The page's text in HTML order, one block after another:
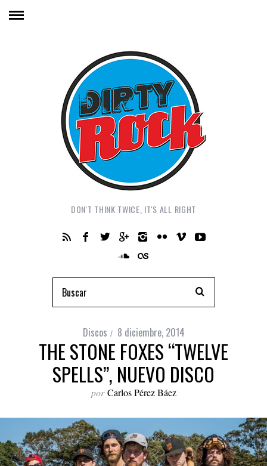
DON'T THINK TWICE, IT'S ALL RIGHT
Discos 8 diciembre, 2014
THE STONE FOXES “TWELVE
SPELLS”, NUEVO DISCO
por Carlos Pérez Báez